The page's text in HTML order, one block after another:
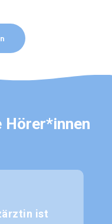
Hörer*innen
ist